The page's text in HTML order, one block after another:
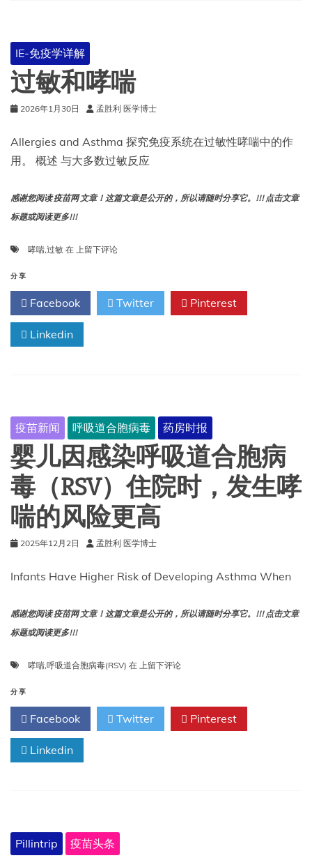
的
患
者
使
疫
的
统
价
专
德
菲
共
识
建
议：
美
喘
和
免
疫
学
会
立
场
文
件
IE-免疫学详解
过敏和哮喘
2026年1月30日 孟胜利 医学博士
Allergies and Asthma 探究免疫系统在过敏性哮喘中的作
用。 概述 与大多数过敏反应
感谢您阅读 疫苗网 文章！这篇文章是公开的，所以请随时分享它。!!! 点击文章
标题或阅读更多!!!
哮喘,过敏 在 过
哮
喘
上留下评论
分享
Facebook Twitter Pinterest
Linkedin
疫苗新闻 呼吸道合胞病毒 药房时报
婴儿因感染呼吸道合胞病
毒（RSV）住院时，发生哮
喘的风险更高
2025年12月2日 孟胜利 医学博士
Infants Have Higher Risk of Developing Asthma When
感谢您阅读 疫苗网 文章！这篇文章是公开的，所以请随时分享它。!!! 点击文章
标题或阅读更多!!!
哮喘,呼吸道合胞病毒(RSV) 在 婴
感
染
呼
上留下评论
分享
Facebook Twitter Pinterest
Linkedin
Pillintrip 疫苗头条